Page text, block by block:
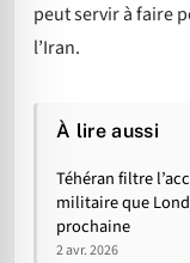
peut servir à faire
l’Iran.
À lire aussi
Téhéran filtre
militaire que
prochaine
2 avr. 2026